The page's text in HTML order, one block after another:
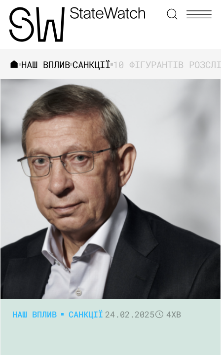
ЗНАЙТИ
НАШ ВПЛИВСАНКЦІЇ
НАШ ВПЛИВ САНКЦІЇ 24.02.2025 4ХВ